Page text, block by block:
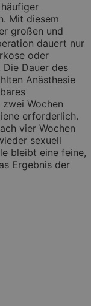
Mit diesem
großen und
dauert nur
oder
Dauer des
Anästhesie
Wochen
erforderlich.
vier Wochen
sexuell
bleibt eine feine,
Ergebnis der